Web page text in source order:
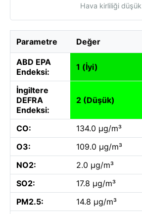
Hava kirliliği düşük
Parametre Değer
ABD EPA
Endeksi:
1 (İyi)
İngiltere
DEFRA
Endeksi:
2 (Düşük)
CO:
134.0 µg/m³
O3:
109.0 µg/m³
NO2:
2.0 µg/m³
SO2:
17.8 µg/m³
PM2.5:
14.8 µg/m³